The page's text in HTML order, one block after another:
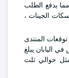
يدفع الطلب
الجينات ،
عام 2023 ، كشفت توقعات المنتدى
أن 1 من كل 10 أشخاص في اليابان يبلغ
يمثل حوالي ثلث